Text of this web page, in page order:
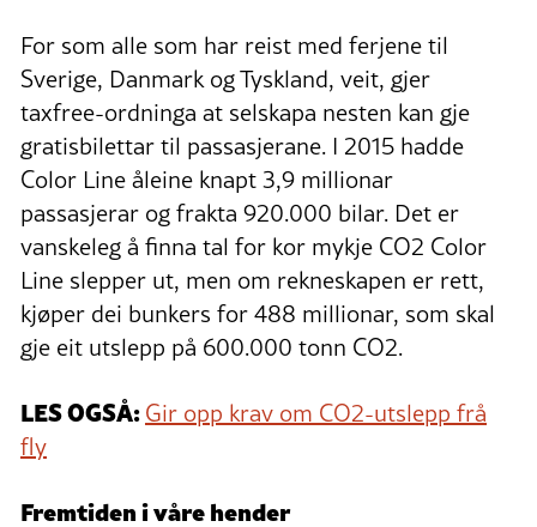
For som alle som har reist med ferjene til
Sverige, Danmark og Tyskland, veit, gjer
taxfree-ordninga at selskapa nesten kan gje
gratisbilettar til passasjerane. I 2015 hadde
Color Line åleine knapt 3,9 millionar
passasjerar og frakta 920.000 bilar. Det er
vanskeleg å finna tal for kor mykje CO2 Color
Line slepper ut, men om rekneskapen er rett,
kjøper dei bunkers for 488 millionar, som skal
gje eit utslepp på 600.000 tonn CO2.
LES OGSÅ:Gir opp krav om CO2-utslepp frå
fly
Fremtiden i våre hender